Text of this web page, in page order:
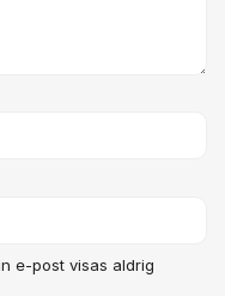
e-post visas aldrig